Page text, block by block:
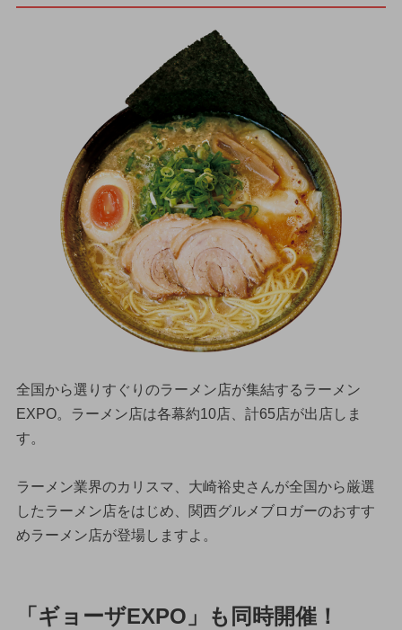
全国から選りすぐりのラーメン店が集結するラーメン
EXPO。ラーメン店は各幕約10店、計65店が出店しま
す。
ラーメン業界のカリスマ、大崎裕史さんが全国から厳選
したラーメン店をはじめ、関西グルメブロガーのおすす
めラーメン店が登場しますよ。
「ギョーザEXPO」も同時開催！